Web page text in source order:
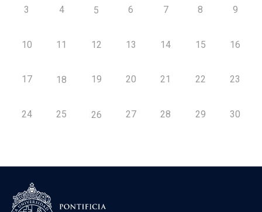
3 4 5 6 7 8 9
10 11 12 13 14 15 16
17 18 19 20 21 22 23
24 25 26 27 28 29 30